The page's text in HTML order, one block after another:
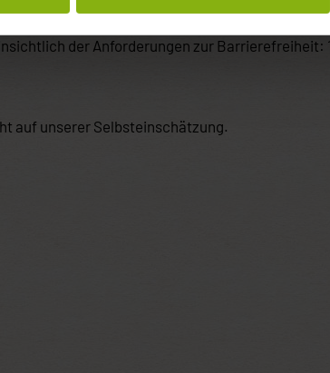
der Anforderungen zur Barrierefreiheit:
auf unserer Selbsteinschätzung.